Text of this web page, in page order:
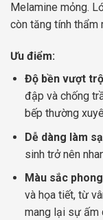
Melamine mỏng.
còn tăng tính thẩm
Ưu điểm:
Độ bền vượt
đập và chống
bếp thường
Dễ dàng làm
sinh trở nên
Màu sắc
và họa tiết, từ
mang lại sự ấm